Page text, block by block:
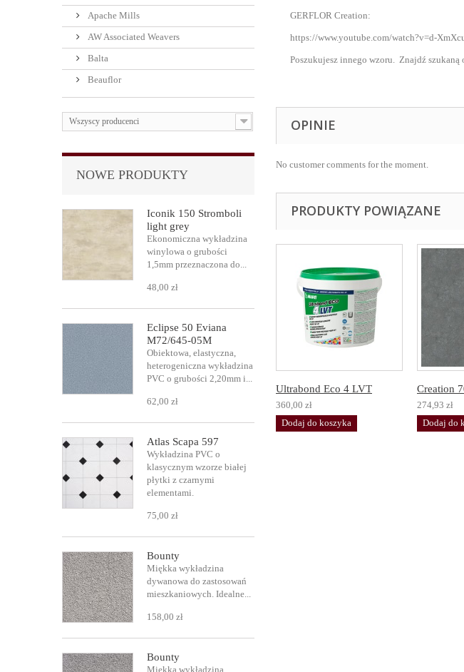
Apache Mills
AW Associated Weavers
Balta
Beauflor
Wszyscy producenci
NOWE PRODUKTY
Iconik 150 Stromboli
light grey
Ekonomiczna wykładzina
winylowa o grubości
1,5mm przeznaczona do...
48,00 zł
Eclipse 50 Eviana
M72/645-05M
Obiektowa, elastyczna,
heterogeniczna wykładzina
PVC o grubości 2,20mm i...
62,00 zł
Atlas Scapa 597
Wykładzina PVC o
klasycznym wzorze białej
płytki z czarnymi
elementami.
75,00 zł
Bounty
Miękka wykładzina
dywanowa do zastosowań
mieszkaniowych. Idealne...
158,00 zł
Bounty
Miękka wykładzina
GERFLOR Creation:
https://www.youtube.com/watch?v=d-
Poszukujesz innego wzoru. Znajdź
OPINIE
No customer comments for the moment.
PRODUKTY POWIĄZANE
Ultrabond Eco 4 LVT
360,00 zł
Dodaj do koszyka
Creation
274,93 zł
Dodaj do